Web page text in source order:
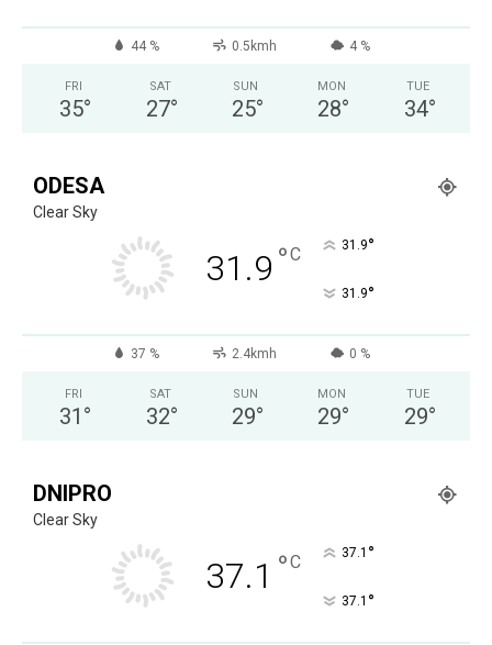
44 % 0.5kmh 4 %
FRI
35°
SAT
27°
SUN
25°
MON
28°
TUE
34°
ODESA
Clear Sky
31.9 °C 31.9°
31.9°
37 % 2.4kmh 0 %
FRI
31 °
SAT
32°
SUN
29°
MON
29°
TUE
29°
DNIPRO
Clear Sky
37.1 °C 37.1 °
37.1 °